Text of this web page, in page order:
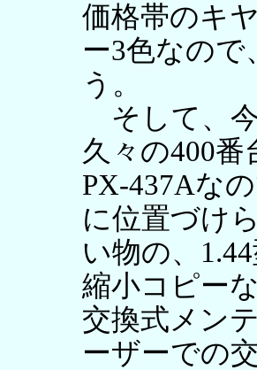
価格帯のキ
ー3色なの
う。
そして、
久々の400
PX-437Aな
に位置づけ
い物の、
縮小コピー
交換式メン
ーザーでの